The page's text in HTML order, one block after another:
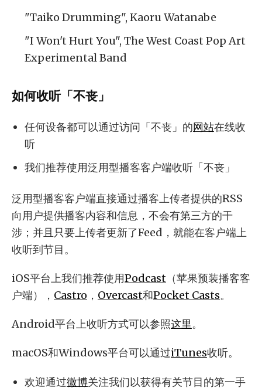
"Taiko Drumming", Kaoru Watanabe
"I Won't Hurt You", The West Coast Pop Art
Experimental Band
如何收听「不丧」
任何设备都可以通过访问「不丧」的网站在线收
听
我们推荐使用泛用型播客客户端收听「不丧」
泛用型播客客户端直接通过播客上传者提供的RSS
向用户提供播客内容和信息，不会有第三方的干
涉；并且只要上传者更新了Feed，就能在客户端上
收听到节目。
iOS平台上我们推荐使用Podcast （苹果预装播客客
户端）， Castro ， Overcast和Pocket Casts。
Android平台上收听方式可以参照这里。
macOS和Windows平台可以通过iTunes收听。
欢迎通过微博关注我们以获得有关节目的第一手